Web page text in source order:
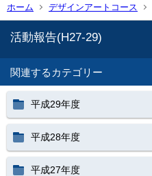
ホーム デザインアートコース
活動報告(H27-29)
関連するカテゴリー
平成29年度
平成28年度
平成27年度